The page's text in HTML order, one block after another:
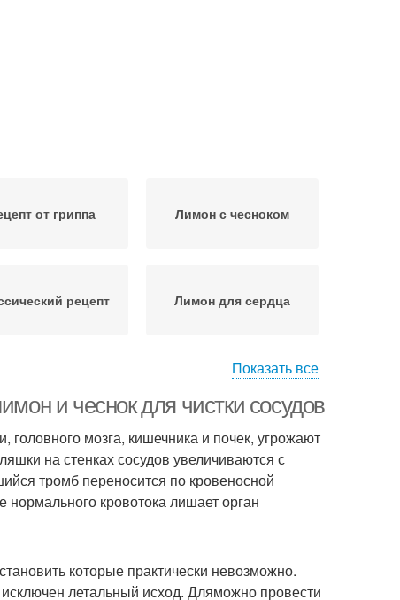
от гриппа Лимон с чесноком
рецепт Лимон для сердца
Рецепт с
использованием
Показать все
и чеснок для чистки сосудов
мозга, кишечника и почек, угрожают
на стенках сосудов увеличиваются с
тромб переносится по кровеносной
нормального кровотока лишает орган
которые практически невозможно.
летальный исход. Дляможно провести